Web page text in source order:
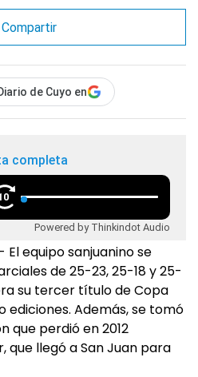
Compartir
de Cuyo en
completa
Powered by Thinkindot Audio
equipo sanjuanino se
de 25-23, 25-18 y 25-
su tercer título de Copa
ediciones. Además, se tomó
que perdió en 2012
que llegó a San Juan para